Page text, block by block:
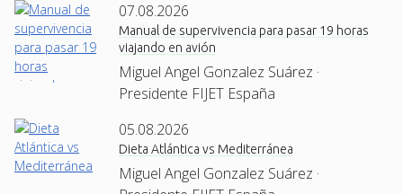
07.08.2026
Manual de supervivencia para pasar 19 horas
viajando en avión
Miguel Angel Gonzalez Suárez ·
Presidente FIJET España
05.08.2026
Dieta Atlántica vs Mediterránea
Miguel Angel Gonzalez Suárez ·